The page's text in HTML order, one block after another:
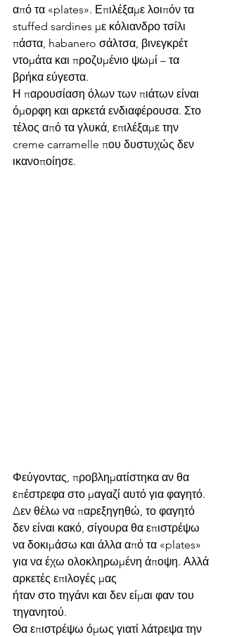
από τα «plates». Επιλέξαμε λοιπόν τα
stuffed sardines με κόλιανδρο τσίλι
πάστα, habanero σάλτσα, βινεγκρέτ
ντομάτα και προζυμένιο ψωμί – τα
βρήκα εύγεστα.
Η παρουσίαση όλων των πιάτων είναι
όμορφη και αρκετά ενδιαφέρουσα. Στο
τέλος από τα γλυκά, επιλέξαμε την
creme carramelle που δυστυχώς δεν
ικανοποίησε.
Φεύγοντας, προβληματίστηκα αν θα
επέστρεφα στο μαγαζί αυτό για φαγητό.
Δεν θέλω να παρεξηγηθώ, το φαγητό
δεν είναι κακό, σίγουρα θα επιστρέψω
να δοκιμάσω και άλλα από τα «plates»
για να έχω ολοκληρωμένη άποψη. Αλλά
αρκετές επιλογές μας
ήταν στο τηγάνι και δεν είμαι φαν του
τηγανητού.
Θα επιστρέψω όμως γιατί λάτρεψα την